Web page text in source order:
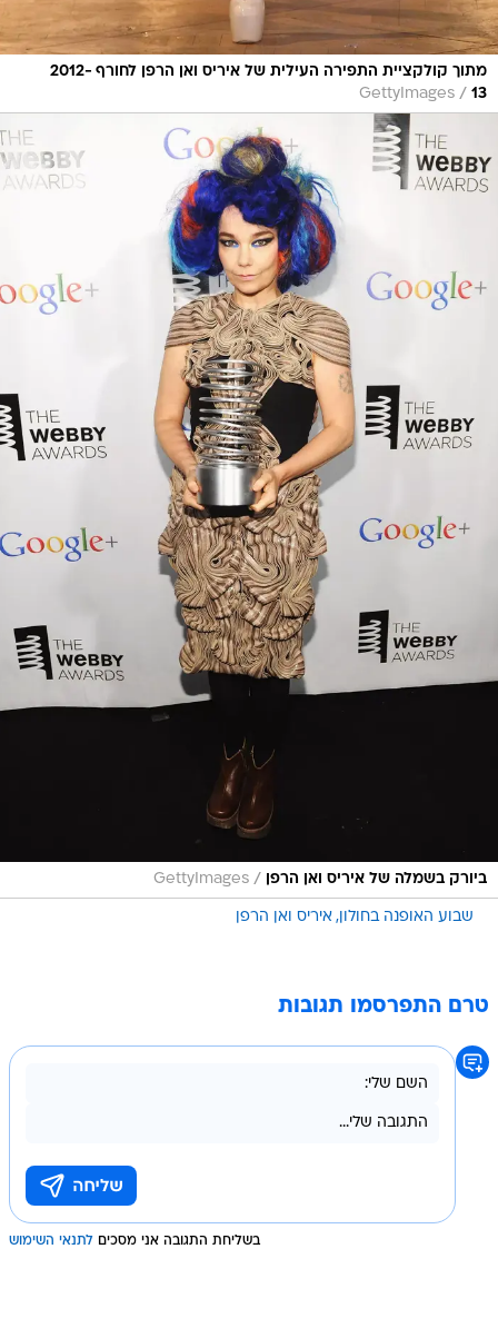
מתוך קולקציית התפירה העילית של איריס ואן הרפן לחורף 2012-
13
/
GettyImages
ביורק בשמלה של איריס ואן הרפן /
GettyImages
שבוע האופנה בחולון איריס ואן הרפן
טרם התפרסמו תגובות
בשליחת התגובה אני מסכים לתנאי השימוש